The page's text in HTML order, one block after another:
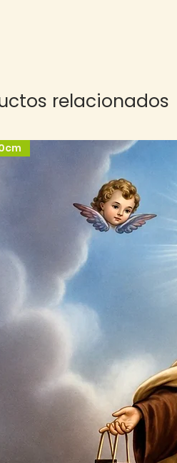
relacionados